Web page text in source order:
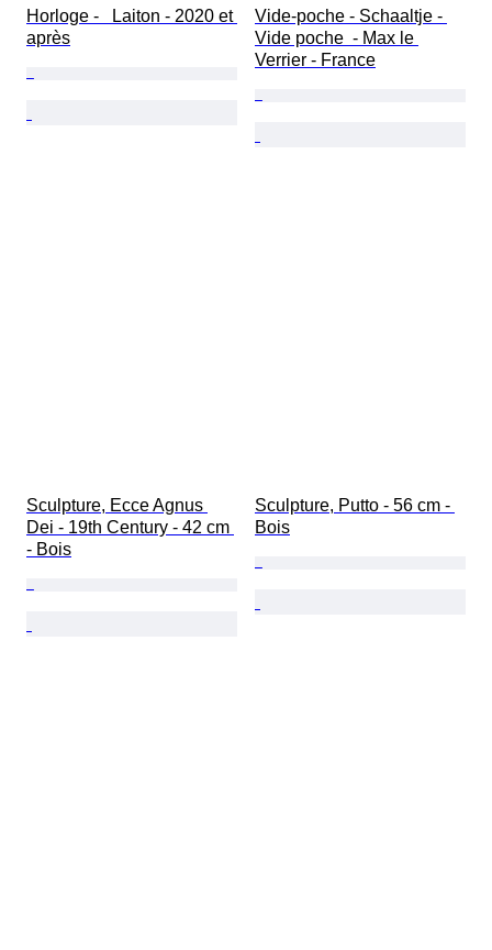
Horloge -   Laiton - 2020 et
après
Vide-poche - Schaaltje -
Vide poche  - Max le
Verrier - France
Sculpture, Ecce Agnus
Dei - 19th Century - 42 cm
- Bois
Sculpture, Putto - 56 cm -
Bois